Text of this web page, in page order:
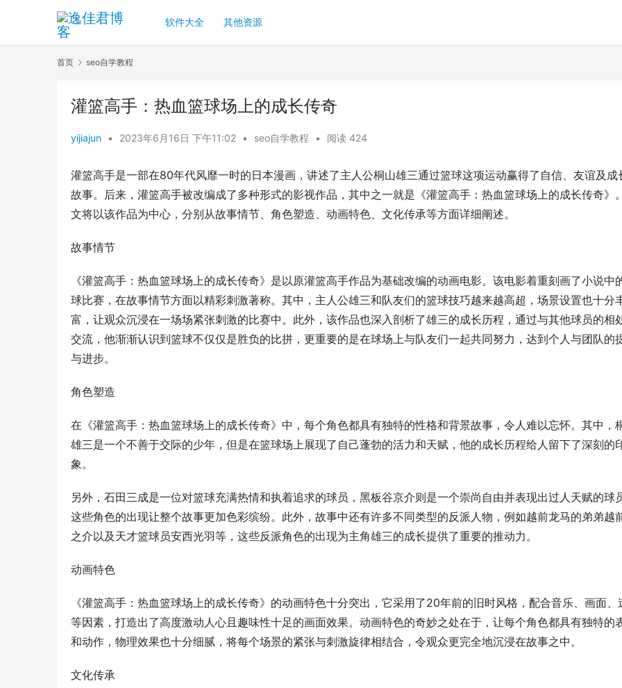
软件大全 其他资源
首页 seo自学教程
灌篮高手：热血篮球场上的成长传奇
yijiajun • 2023年6月16日 下午11:02 • seo自学教程 • 阅读 424
灌篮高手是一部在80年代风靡一时的日本漫画，讲述了主人公桐山雄三通过篮球这项运动赢得了自信、友谊及成
故事。后来，灌篮高手被改编成了多种形式的影视作品，其中之一就是《灌篮高手：热血篮球场上的成长传奇》
文将以该作品为中心，分别从故事情节、角色塑造、动画特色、文化传承等方面详细阐述。
故事情节
《灌篮高手：热血篮球场上的成长传奇》是以原灌篮高手作品为基础改编的动画电影。该电影着重刻画了小说中
球比赛，在故事情节方面以精彩刺激著称。其中，主人公雄三和队友们的篮球技巧越来越高超，场景设置也十分
富，让观众沉浸在一场场紧张刺激的比赛中。此外，该作品也深入剖析了雄三的成长历程，通过与其他球员的相
交流，他渐渐认识到篮球不仅仅是胜负的比拼，更重要的是在球场上与队友们一起共同努力，达到个人与团队的
与进步。
角色塑造
在《灌篮高手：热血篮球场上的成长传奇》中，每个角色都具有独特的性格和背景故事，令人难以忘怀。其中，
雄三是一个不善于交际的少年，但是在篮球场上展现了自己蓬勃的活力和天赋，他的成长历程给人留下了深刻的
象。
另外，石田三成是一位对篮球充满热情和执着追求的球员，黑板谷京介则是一个崇尚自由并表现出过人天赋的球
这些角色的出现让整个故事更加色彩缤纷。此外，故事中还有许多不同类型的反派人物，例如越前龙马的弟弟越
之介以及天才篮球员安西光羽等，这些反派角色的出现为主角雄三的成长提供了重要的推动力。
动画特色
《灌篮高手：热血篮球场上的成长传奇》的动画特色十分突出，它采用了20年前的旧时风格，配合音乐、画面、
等因素，打造出了高度激动人心且趣味性十足的画面效果。动画特色的奇妙之处在于，让每个角色都具有独特的
和动作，物理效果也十分细腻，将每个场景的紧张与刺激旋律相结合，令观众更完全地沉浸在故事之中。
文化传承